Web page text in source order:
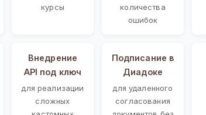
курсы
количества
ошибок
Внедрение
API под ключ
для реализации
сложных
Подписание в
Диадоке
для удаленного
согласования